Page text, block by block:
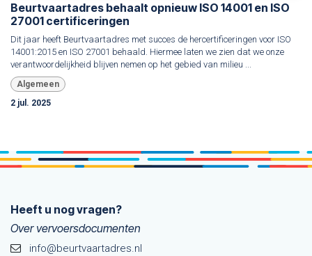
Beurtvaartadres behaalt opnieuw ISO 14001 en ISO
27001 certificeringen
Dit jaar heeft Beurtvaartadres met succes de hercertificeringen voor ISO
14001:2015 en ISO 27001 behaald. Hiermee laten we zien dat we onze
verantwoordelijkheid blijven nemen op het gebied van milieu ...
Algemeen
2 jul. 2025
Heeft u nog vragen?
Over vervoersdocumenten
info@beurtvaartadres.nl